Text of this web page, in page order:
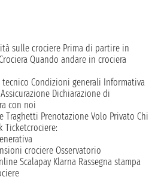
sulle crociere Prima di partire in
Quando andare in crociera
Condizioni generali Informativa
Assicurazione Dichiarazione di
con noi
Traghetti Prenotazione Volo Privato Chi
Ticketcrociere:
crociere Osservatorio
Scalapay Klarna Rassegna stampa